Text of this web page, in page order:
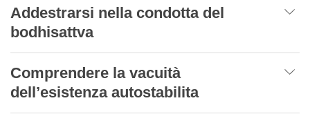
Addestrarsi nella condotta del
bodhisattva
Comprendere la vacuità
dell’esistenza autostabilita